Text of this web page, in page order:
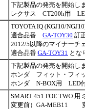
下記製品の発売を開始
レクサス CT200h用
TOYOTA IQ (KGJ10/
適合品番 GA-TOY30 訂
2012/5以降のマイナーチ
適合品番 GA-TOY31 とな
下記製品の発売を開始
ホンダ フィット・フィ
ホンダ N-BOX用 LED
SMART 451 FOE TWO
変更前）GA-MEB11